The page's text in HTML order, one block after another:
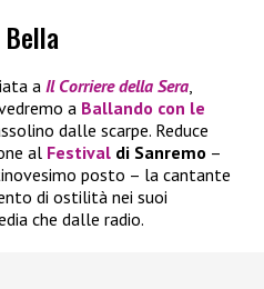
a Il Corriere della Sera
a Ballando con le
dalle scarpe. Reduce
al Festival di Sanremo –
posto – la cantante
di ostilità nei suoi
che dalle radio.